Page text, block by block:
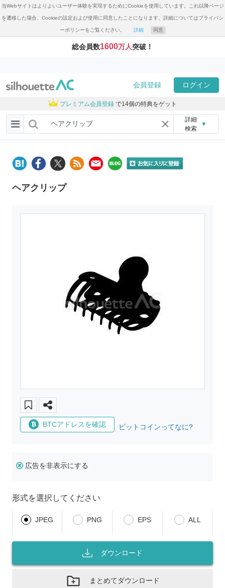
当Webサイトはよりよいユーザー体験を実現するためにCookieを使用しています。これ以降ページ
を遷移した場合、Cookieの設定および使用に同意したことになります。詳細についてはプライバシ
ーポリシーをご覧ください。 詳細 同意
総会員数1600万人突破！
会員登録 ログイン
プレミアム会員登録 で14個の特典をゲット
詳細
検索
▼
ヘアクリップ
BTCアドレスを確認 ビットコインってなに?
広告を非表示にする
形式を選択してください
JPEG PNG EPS ALL
ダウンロード
まとめてダウンロード